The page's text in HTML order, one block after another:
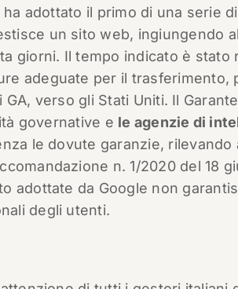
ha adottato il primo di una serie
un sito web, ingiungendo
giorni. Il tempo indicato è
adeguate per il trasferimento,
verso gli Stati Uniti. Il
governative e le agenzie di
le dovute garanzie, rilevando
n. 1/2020 del 18
adottate da Google non
degli utenti.